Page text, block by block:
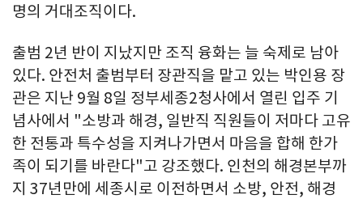
명의 거대조직이다.
출범 2년 반이 지났지만 조직 융화는 늘 숙제로 남아
있다. 안전처 출범부터 장관직을 맡고 있는 박인용 장
관은 지난 9월 8일 정부세종2청사에서 열린 입주 기
념사에서 "소방과 해경, 일반직 직원들이 저마다 고유
한 전통과 특수성을 지켜나가면서 마음을 합해 한가
족이 되기를 바란다"고 강조했다. 인천의 해경본부까
지 37년만에 세종시로 이전하면서 소방, 안전, 해경